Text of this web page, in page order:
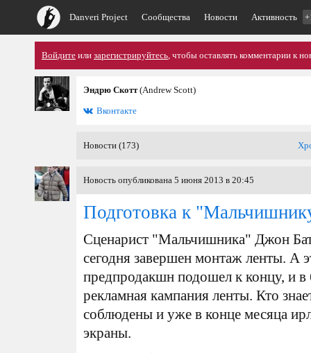
Danveri Project Сообщества Новости Активность
Войдите или зарегистрируйтесь, чтобы оставлять комментарии к
Эндрю Скотт(Andrew Scott)
Вконтакте
Новости (173)
Новость опубликована 5 июня 2013 в 20:45
Подготовка к
Сценарист "Мальчишника" Джон
сегодня завершен монтаж ленты. А
предпродакшн подошел к концу, и в
рекламная кампания ленты. Кто
соблюдены и уже в конце месяца
экраны.